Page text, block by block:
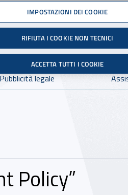
Infortuni
Facebook - Sito
X - Sito esterno
Dove cercare:
Pubblicità legale
Policy”
IMPOSTAZIONI DEI COOKIE
RIFIUTA I COOKIE NON TECNICI
ACCETTA TUTTI I COOKIE